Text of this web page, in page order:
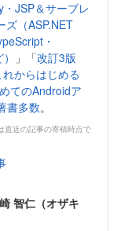
JSP＆サーブレ
ズ（ASP.NET
・
」「改訂3版
れからはじめる
てのAndroidア
書多数。
直近の記事の寄稿時点で
智仁（オザキ